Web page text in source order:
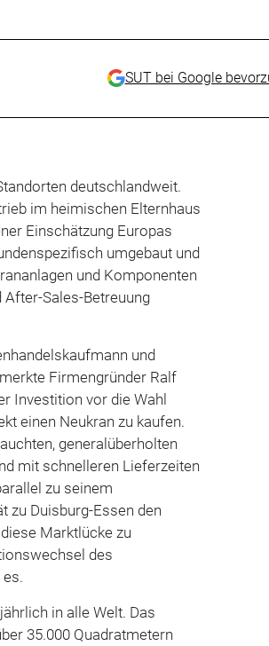
SUT bei Google
deutschlandweit.
im heimischen Elternhaus
Einschätzung Europas
umgebaut und
und Komponenten
Sales-Betreuung
und
Firmengründer Ralf
Investition vor die Wahl
einen Neukran zu kaufen.
generalüberholten
mit schnelleren Lieferzeiten
zu seinem
zu Duisburg-Essen den
Marktlücke zu
des
in alle Welt. Das
35.000 Quadratmetern